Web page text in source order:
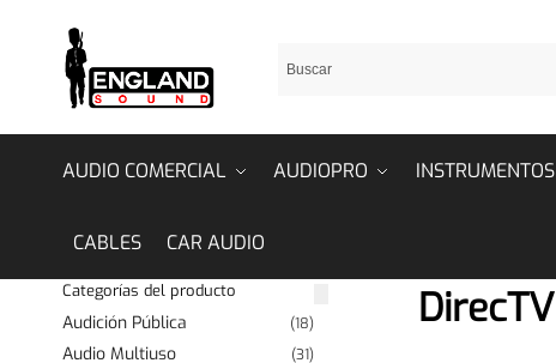
AUDIO COMERCIAL AUDIOPRO INSTRUMENTOS
CABLES CAR AUDIO
DirecTV
Categorías del producto
Audición Pública (18)
Audio Multiuso (31)